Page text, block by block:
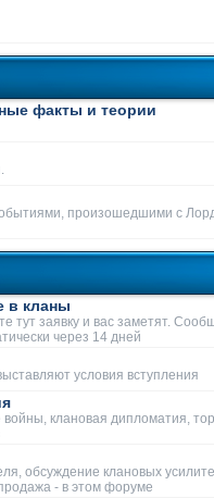
факты и теории
произошедшими с
в кланы
тут заявку и вас заметят.
через 14 дней
условия вступления
клановая дипломатия,
обсуждение клановых
- в этом форуме